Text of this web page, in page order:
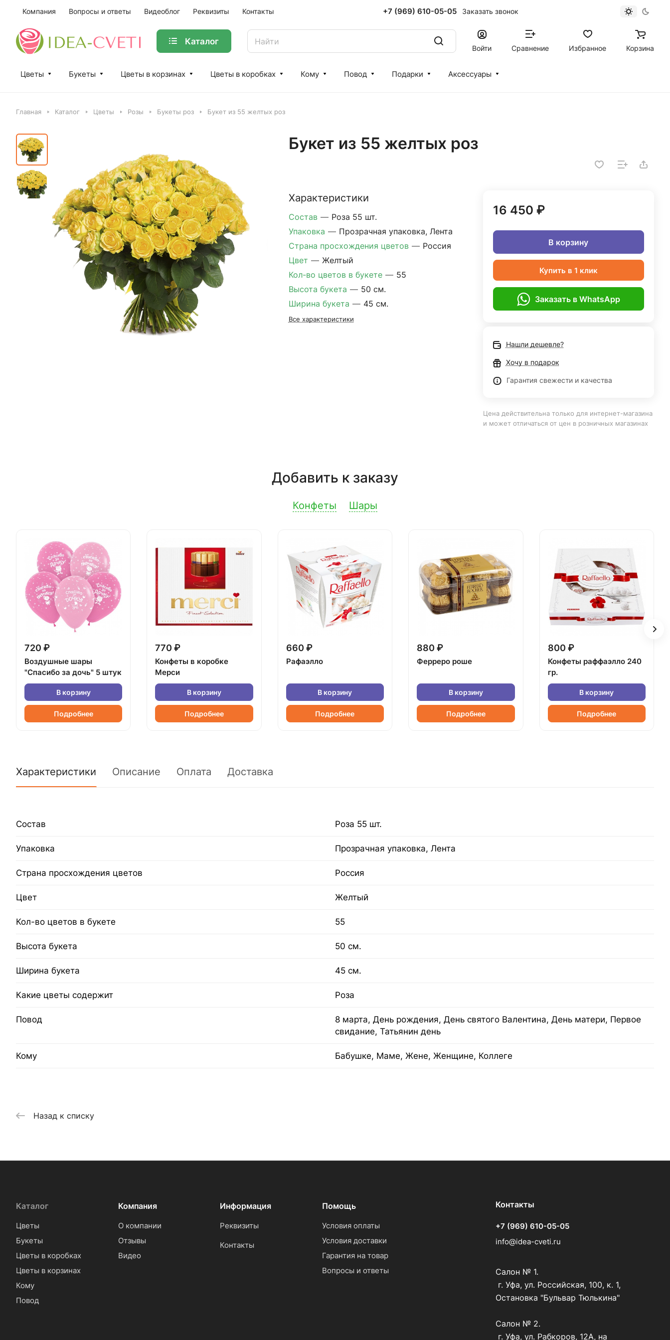
Компания Вопросы и ответы Видеоблог Реквизиты Контакты +7 (969) 610-05-05 Заказать звонок
Каталог
Войти Сравнение Избранное Корзина
Цветы Букеты Цветы в корзинах Цветы в коробках Кому Повод Подарки Аксессуары
Главная Каталог Цветы Розы Букеты роз Букет из 55 желтых роз
Букет из 55 желтых роз
Характеристики
Состав — Роза 55 шт.
Упаковка — Прозрачная упаковка, Лента
Страна просхождения цветов — Россия
Цвет — Желтый
Кол-во цветов в букете — 55
Высота букета — 50 см.
Ширина букета — 45 см.
Все характеристики
16 450 ₽
В корзину
Купить в 1 клик
Заказать в WhatsApp
Нашли дешевле?
Хочу в подарок
Гарантия свежести и качества
Цена действительна только для интернет-магазина
и может отличаться от цен в розничных магазинах
Добавить к заказу
Конфеты Шары
720 ₽
Воздушные шары
"Спасибо за дочь" 5 штук
В корзину
Подробнее
770 ₽
Конфеты в коробке
Мерси
В корзину
Подробнее
660 ₽
Рафаэлло
В корзину
Подробнее
880 ₽
Ферреро роше
В корзину
Подробнее
800 ₽
Конфеты раффаэлло 240
гр.
В корзину
Подробнее
Характеристики Описание Оплата Доставка
Состав Роза 55 шт.
Упаковка Прозрачная упаковка, Лента
Страна просхождения цветов Россия
Цвет Желтый
Кол-во цветов в букете 55
Высота букета 50 см.
Ширина букета 45 см.
Какие цветы содержит Роза
Повод
8 марта, День рождения, День святого Валентина, День матери, Первое
свидание, Татьянин день
Кому Бабушке, Маме, Жене, Женщине, Коллеге
Назад к списку
Каталог
Цветы
Букеты
Цветы в коробках
Цветы в корзинах
Кому
Повод
Компания
О компании
Отзывы
Видео
Информация
Реквизиты
Контакты
Помощь
Условия оплаты
Условия доставки
Гарантия на товар
Вопросы и ответы
Контакты
+7 (969) 610-05-05
info@idea-cveti.ru
Салон № 1.
г. Уфа, ул. Российская, 100, к. 1,
Остановка "Бульвар Тюлькина"
Салон № 2.
г. Уфа, ул. Рабкоров, 12А, на